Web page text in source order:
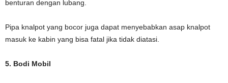
benturan dengan lubang.
Pipa knalpot yang bocor juga dapat menyebabkan asap knalpot
masuk ke kabin yang bisa fatal jika tidak diatasi.
5. Bodi Mobil